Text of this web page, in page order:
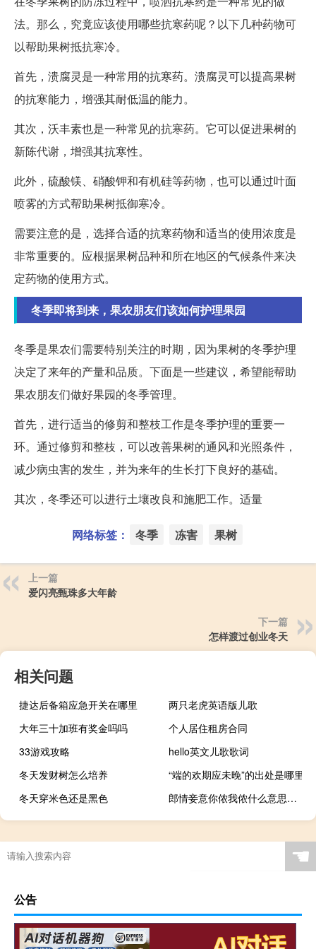
法。那么，究竟应该使用哪些抗寒药呢？以下几种药物可
以帮助果树抵抗寒冷。
首先，溃腐灵是一种常用的抗寒药。溃腐灵可以提高果树
的抗寒能力，增强其耐低温的能力。
其次，沃丰素也是一种常见的抗寒药。它可以促进果树的
新陈代谢，增强其抗寒性。
此外，硫酸镁、硝酸钾和有机硅等药物，也可以通过叶面
喷雾的方式帮助果树抵御寒冷。
需要注意的是，选择合适的抗寒药物和适当的使用浓度是
非常重要的。应根据果树品种和所在地区的气候条件来决
定药物的使用方式。
冬季即将到来，果农朋友们该如何护理果园
冬季是果农们需要特别关注的时期，因为果树的冬季护理
决定了来年的产量和品质。下面是一些建议，希望能帮助
果农朋友们做好果园的冬季管理。
首先，进行适当的修剪和整枝工作是冬季护理的重要一
环。通过修剪和整枝，可以改善果树的通风和光照条件，
减少病虫害的发生，并为来年的生长打下良好的基础。
其次，冬季还可以进行土壤改良和施肥工作。适量
网络标签： 冬季 冻害 果树
上一篇
爱闪亮甄珠多大年龄
下一篇
怎样渡过创业冬天
相关问题
捷达后备箱应急开关在哪里
两只老虎英语版儿歌
大年三十加班有奖金吗吗
个人居住租房合同
33游戏攻略
hello英文儿歌歌词
冬天发财树怎么培养
“端的欢期应未晚”的出处是哪里
冬天穿米色还是黑色
郎情妾意你侬我侬什么意思（郎情妾意）
☚
公告